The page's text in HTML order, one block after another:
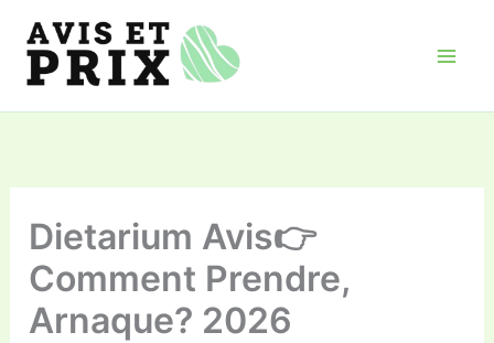
contenu
Dietarium Avis👉
Comment Prendre,
Arnaque? 2026